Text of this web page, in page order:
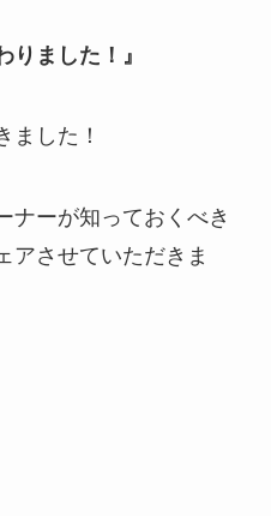
りました！』
ました！
ナーが知っておくべき
アさせていただきま